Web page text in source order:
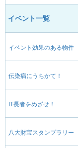
イベント一覧
イベント効果のある物件
伝染病にうちかて！
IT長者をめざせ！
八大財宝スタンプラリー